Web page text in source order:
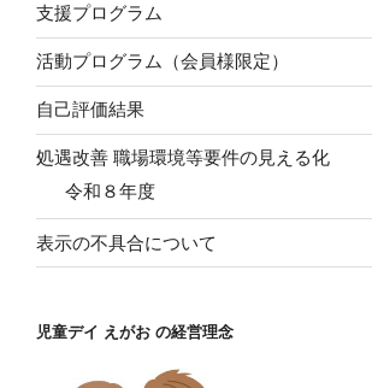
支援プログラム
活動プログラム（会員様限定）
自己評価結果
処遇改善 職場環境等要件の見える化
令和８年度
表示の不具合について
児童デイ えがお の経営理念